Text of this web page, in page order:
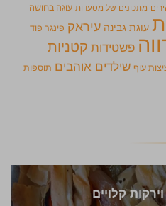
מתכונים של מסעדות עוגה בחושה
עוגת גבינה עיראק פינגר פוד
פשטידות קטניות
עוף שילדים אוהבים תוספות
קלויים